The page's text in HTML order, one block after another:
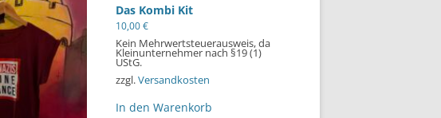
Das Kombi Kit
10,00€
Kein Mehrwertsteuerausweis, da
Kleinunternehmer nach §19 (1)
UStG.
zzgl.Versandkosten
In den Warenkorb